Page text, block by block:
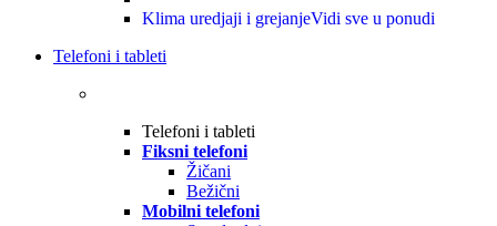
Klima uredjaji i grejanjeVidi sve u ponudi
Telefoni i tableti
Telefoni i tableti
Fiksni telefoni
Žičani
Bežični
Mobilni telefoni